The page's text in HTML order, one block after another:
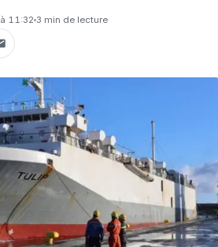
11:32 3 min de lecture